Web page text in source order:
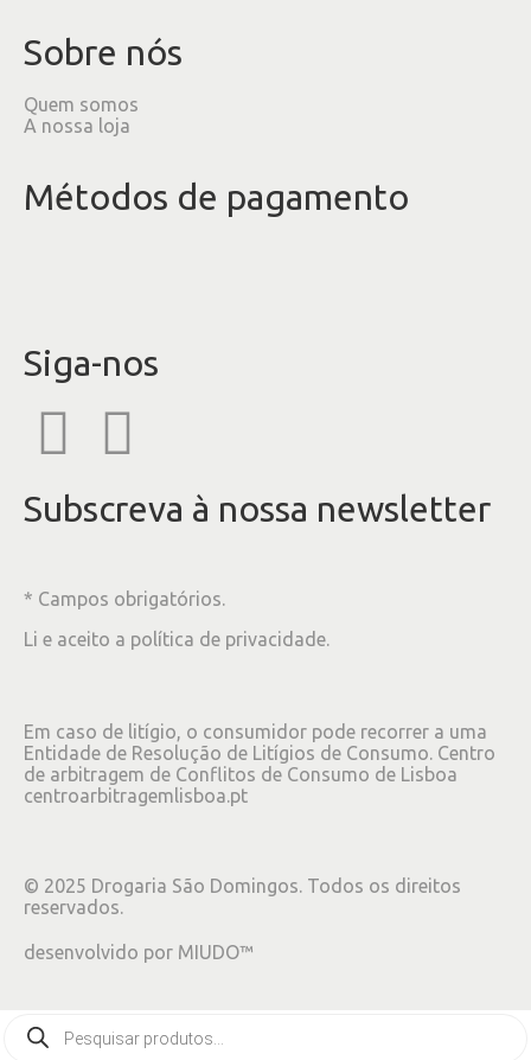
Sobre nós
Quem somos
A nossa loja
Métodos de pagamento
Siga-nos
Subscreva à nossa newsletter
* Campos obrigatórios.
Li e aceito a política de privacidade.
Em caso de litígio, o consumidor pode recorrer a uma
Entidade de Resolução de Litígios de Consumo. Centro
de arbitragem de Conflitos de Consumo de Lisboa
centroarbitragemlisboa.pt
© 2025 Drogaria São Domingos. Todos os direitos
reservados.
desenvolvido por MIUDO™